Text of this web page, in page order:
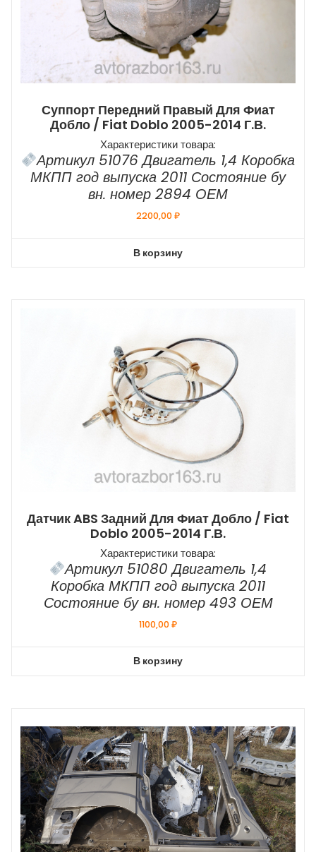
Суппорт Передний Правый Для Фиат
Добло / Fiat Doblo 2005-2014 Г.в.
Характеристики товара:
Артикул 51076 Двигатель 1,4 Коробка
МКПП год выпуска 2011 Состояние бу
вн. номер 2894 ОЕМ
2200,00₽
В корзину
Датчик ABS Задний Для Фиат Добло / Fiat
Doblo 2005-2014 Г.в.
Характеристики товара:
Артикул 51080 Двигатель 1,4
Коробка МКПП год выпуска 2011
Состояние бу вн. номер 493 ОЕМ
1100,00₽
В корзину